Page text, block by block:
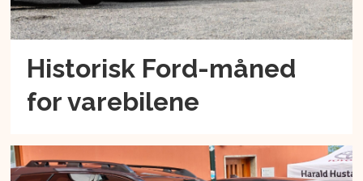
Historisk Ford-måned
for varebilene